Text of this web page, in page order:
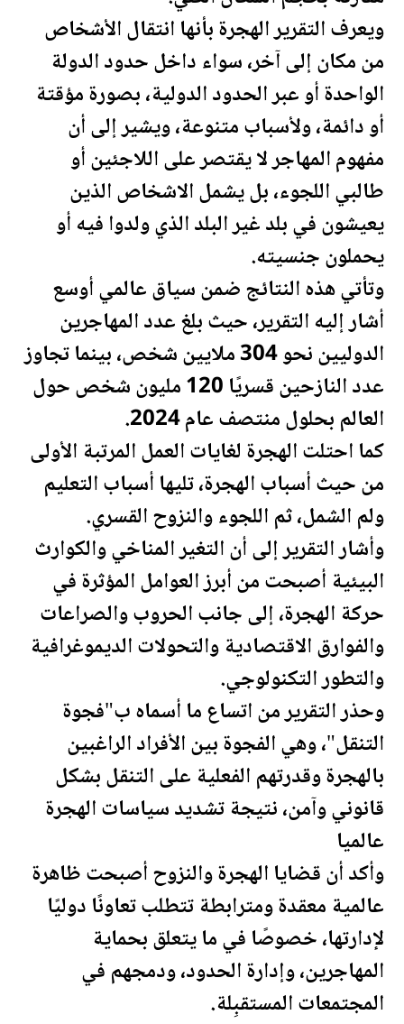
ويعرف التقرير الهجرة بأنها انتقال الأشخاص
من مكان إلى آخر، سواء داخل حدود الدولة
الواحدة أو عبر الحدود الدولية، بصورة مؤقتة
أو دائمة، ولأسباب متنوعة، ويشير إلى أن
مفهوم المهاجر لا يقتصر على اللاجئين أو
طالبي اللجوء، بل يشمل الاشخاص الذين
يعيشون في بلد غير البلد الذي ولدوا فيه أو
يحملون جنسيته.
وتأتي هذه النتائج ضمن سياق عالمي أوسع
أشار إليه التقرير، حيث بلغ عدد المهاجرين
الدوليين نحو 304 ملايين شخص، بينما تجاوز
عدد النازحين قسريًا 120 مليون شخص حول
العالم بحلول منتصف عام 2024.
كما احتلت الهجرة لغايات العمل المرتبة الأولى
من حيث أسباب الهجرة، تليها أسباب التعليم
ولم الشمل، ثم اللجوء والنزوح القسري.
وأشار التقرير إلى أن التغير المناخي والكوارث
البيئية أصبحت من أبرز العوامل المؤثرة في
حركة الهجرة، إلى جانب الحروب والصراعات
والفوارق الاقتصادية والتحولات الديموغرافية
والتطور التكنولوجي.
وحذر التقرير من اتساع ما أسماه ب"فجوة
التنقل"، وهي الفجوة بين الأفراد الراغبين
بالهجرة وقدرتهم الفعلية على التنقل بشكل
قانوني وآمن، نتيجة تشديد سياسات الهجرة
عالميا
وأكد أن قضايا الهجرة والنزوح أصبحت ظاهرة
عالمية معقدة ومترابطة تتطلب تعاونًا دوليًا
لإدارتها، خصوصًا في ما يتعلق بحماية
المهاجرين، وإدارة الحدود، ودمجهم في
المجتمعات المستقبِلة.